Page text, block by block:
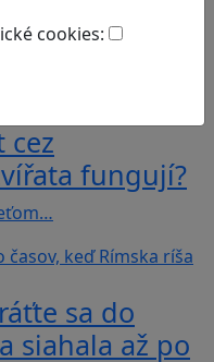
cookies:
cez
fungují?
sa do
siahala až po